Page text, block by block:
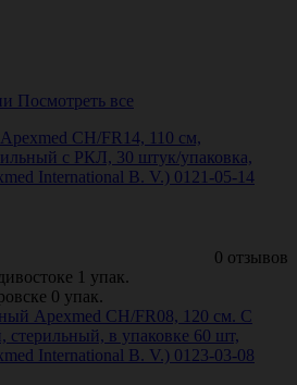
Посмотреть все
СН/FR14, 110 см,
с РКЛ, 30 штук/упаковка,
International B. V.) 0121-05-14
0 отзывов
1 упак.
0 упак.
Apexmed СН/FR08, 120 см. С
в упаковке 60 шт,
International B. V.) 0123-03-08